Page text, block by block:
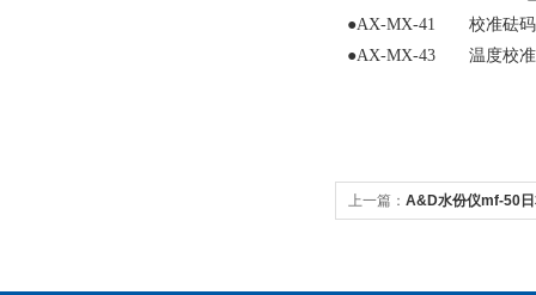
●AX-MX-41 校准砝码
●AX-MX-43 温度校准
上一篇： A&D水份仪mf-50